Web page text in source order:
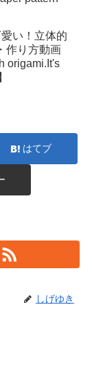
い！立体的
作り方動画
origami.It's
はてブ
しげゆき